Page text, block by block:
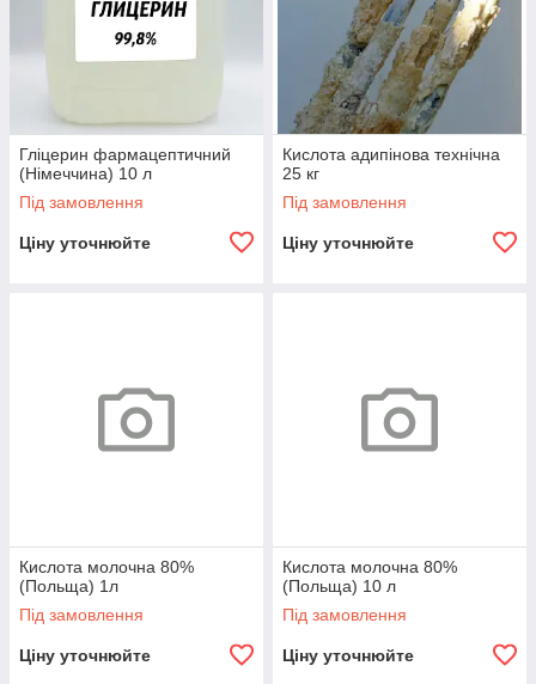
Гліцерин фармацептичний
(Німеччина) 10 л
Під замовлення
Ціну уточнюйте
Кислота адипінова технічна
25 кг
Під замовлення
Ціну уточнюйте
Кислота молочна 80%
(Польща) 1л
Під замовлення
Ціну уточнюйте
Кислота молочна 80%
(Польща) 10 л
Під замовлення
Ціну уточнюйте